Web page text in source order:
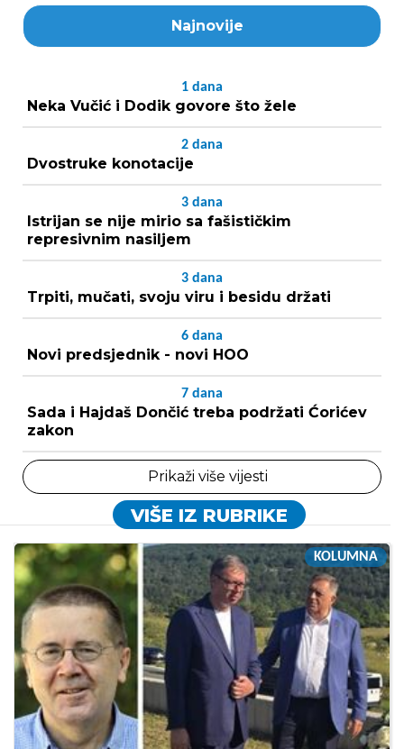
Najnovije
1 dana
Neka Vučić i Dodik govore što žele
2 dana
Dvostruke konotacije
3 dana
Istrijan se nije mirio sa fašističkim
represivnim nasiljem
3 dana
Trpiti, mučati, svoju viru i besidu držati
6 dana
Novi predsjednik - novi HOO
7 dana
Sada i Hajdaš Dončić treba podržati Ćorićev
zakon
Prikaži više vijesti
VIŠE IZ RUBRIKE
KOLUMNA